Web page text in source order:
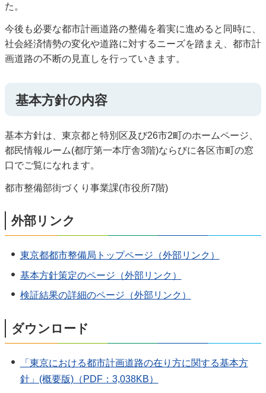
た。
今後も必要な都市計画道路の整備を着実に進めると同時に、
社会経済情勢の変化や道路に対するニーズを踏まえ、都市計
画道路の不断の見直しを行っていきます。
基本方針の内容
基本方針は、東京都と特別区及び26市2町のホームページ、
都民情報ルーム(都庁第一本庁舎3階)ならびに各区市町の窓
口でご覧になれます。
都市整備部街づくり事業課(市役所7階)
外部リンク
東京都都市整備局トップページ（外部リンク）
基本方針策定のページ（外部リンク）
検証結果の詳細のページ（外部リンク）
ダウンロード
「東京における都市計画道路の在り方に関する基本方
針」(概要版)（PDF：3,038KB）